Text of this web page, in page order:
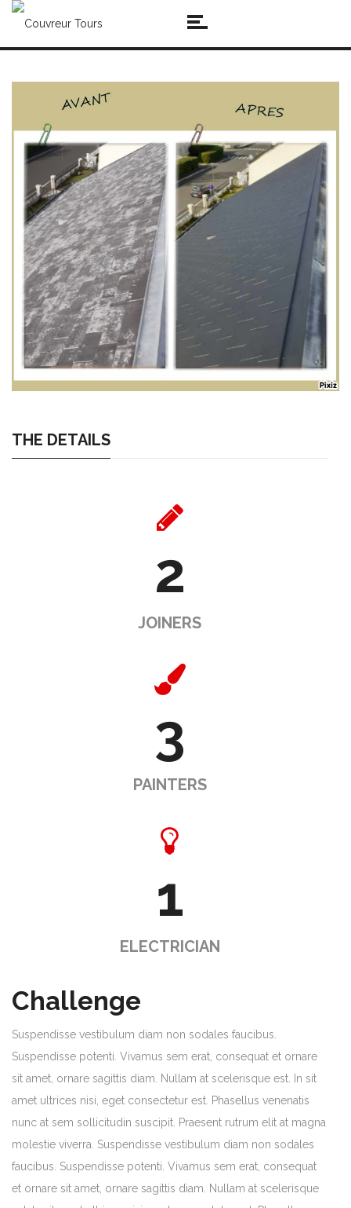
THE DETAILS
2
JOINERS
3
PAINTERS
1
ELECTRICIAN
Challenge
Suspendisse vestibulum diam non sodales faucibus.
Suspendisse potenti. Vivamus sem erat, consequat et ornare
sit amet, ornare sagittis diam. Nullam at scelerisque est. In sit
amet ultrices nisi, eget consectetur est. Phasellus venenatis
nunc at sem sollicitudin suscipit. Praesent rutrum elit at magna
molestie viverra. Suspendisse vestibulum diam non sodales
faucibus. Suspendisse potenti. Vivamus sem erat, consequat
et ornare sit amet, ornare sagittis diam. Nullam at scelerisque